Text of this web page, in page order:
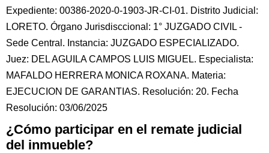
Expediente: 00386-2020-0-1903-JR-CI-01. Distrito Judicial:
LORETO. Órgano Jurisdisccional: 1° JUZGADO CIVIL -
Sede Central. Instancia: JUZGADO ESPECIALIZADO.
Juez: DEL AGUILA CAMPOS LUIS MIGUEL. Especialista:
MAFALDO HERRERA MONICA ROXANA. Materia:
EJECUCION DE GARANTIAS. Resolución: 20. Fecha
Resolución: 03/06/2025
¿Cómo participar en el remate judicial
del inmueble?